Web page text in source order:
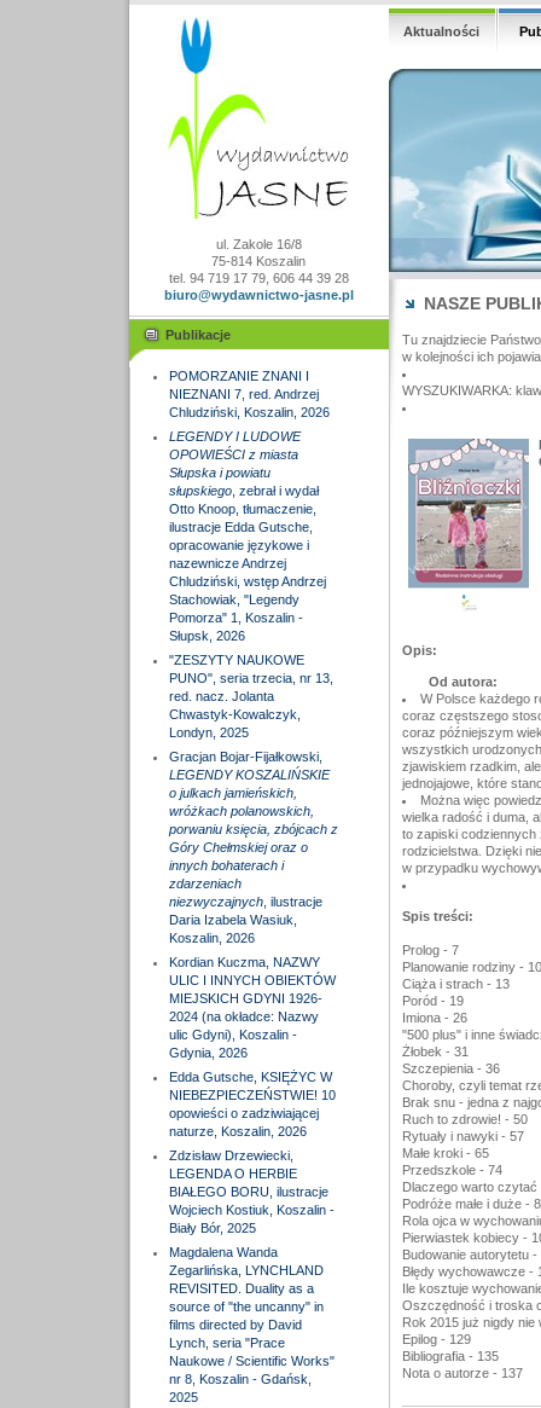
ul. Zakole 16/8
75-814 Koszalin
tel. 94 719 17 79, 606 44 39 28
biuro@wydawnictwo-jasne.pl
Publikacje
POMORZANIE ZNANI I
NIEZNANI 7, red. Andrzej
Chludziński, Koszalin, 2026
LEGENDY I LUDOWE
OPOWIEŚCI z miasta
Słupska i powiatu
słupskiego, zebrał i wydał
Otto Knoop, tłumaczenie,
ilustracje Edda Gutsche,
opracowanie językowe i
nazewnicze Andrzej
Chludziński, wstęp Andrzej
Stachowiak, "Legendy
Pomorza" 1, Koszalin -
Słupsk, 2026
"ZESZYTY NAUKOWE
PUNO", seria trzecia, nr 13,
red. nacz. Jolanta
Chwastyk-Kowalczyk,
Londyn, 2025
Gracjan Bojar-Fijałkowski,
LEGENDY KOSZALIŃSKIE
o julkach jamieńskich,
wróżkach polanowskich,
porwaniu księcia, zbójcach z
Góry Chełmskiej oraz o
innych bohaterach i
zdarzeniach
niezwyczajnych, ilustracje
Daria Izabela Wasiuk,
Koszalin, 2026
Kordian Kuczma, NAZWY
ULIC I INNYCH OBIEKTÓW
MIEJSKICH GDYNI 1926-
2024 (na okładce: Nazwy
ulic Gdyni), Koszalin -
Gdynia, 2026
Edda Gutsche, KSIĘŻYC W
NIEBEZPIECZEŃSTWIE! 10
opowieści o zadziwiającej
naturze, Koszalin, 2026
Zdzisław Drzewiecki,
LEGENDA O HERBIE
BIAŁEGO BORU, ilustracje
Wojciech Kostiuk, Koszalin -
Biały Bór, 2025
Magdalena Wanda
Zegarlińska, LYNCHLAND
REVISITED. Duality as a
source of "the uncanny" in
films directed by David
Lynch, seria "Prace
Naukowe / Scientific Works"
nr 8, Koszalin - Gdańsk,
2025
Aktualności
NASZE
Tu znajdziecie
w kolejności ich
WYSZUKIWARKA:
Opis:
Od autora:
W Polsce każdego
coraz częstszego
coraz późniejszym
wszystkich
zjawiskiem rzadkim,
jednojajowe, które
Można więc
wielka radość i duma,
to zapiski codziennych
rodzicielstwa. Dzięki
w przypadku
Spis treści:
Prolog - 7
Planowanie rodziny - 10
Ciąża i strach - 13
Poród - 19
Imiona - 26
"500 plus" i inne
Żłobek - 31
Szczepienia - 36
Choroby, czyli temat
Brak snu - jedna z
Ruch to zdrowie! - 50
Rytuały i nawyki - 57
Małe kroki - 65
Przedszkole - 74
Dlaczego warto czytać
Podróże małe i duże -
Rola ojca w
Pierwiastek kobiecy -
Budowanie autorytetu -
Błędy wychowawcze -
Ile kosztuje
Oszczędność i troska
Rok 2015 już nigdy nie
Epilog - 129
Bibliografia - 135
Nota o autorze - 137